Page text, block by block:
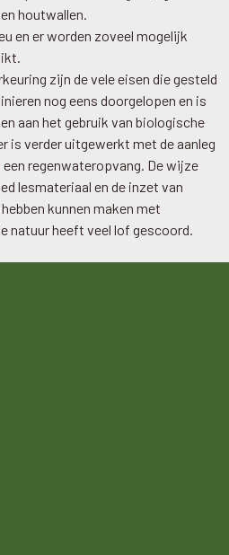
houtwallen.
en er worden zoveel mogelijk
zijn de vele eisen die gesteld
nog eens doorgelopen en is
aan het gebruik van biologische
is verder uitgewerkt met de aanleg
regenwateropvang. De wijze
lesmateriaal en de inzet van
kunnen maken met
natuur heeft veel lof gescoord.